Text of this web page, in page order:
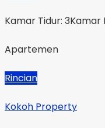
Kamar Tidur: 3Kamar
Apartemen
Rincian
Kokoh Property